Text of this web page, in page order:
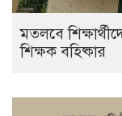
মতলবে
শিক্ষক বহিষ্কার